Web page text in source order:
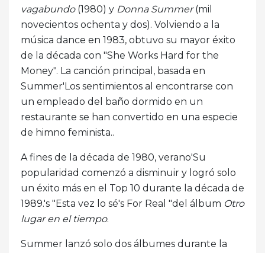
vagabundo(1980) y Donna Summer(mil
novecientos ochenta y dos). Volviendo a la
música dance en 1983, obtuvo su mayor éxito
de la década con "She Works Hard for the
Money". La canción principal, basada en
Summer'Los sentimientos al encontrarse con
un empleado del baño dormido en un
restaurante se han convertido en una especie
de himno feminista..
A fines de la década de 1980, verano'Su
popularidad comenzó a disminuir y logró solo
un éxito más en el Top 10 durante la década de
1989.'s "Esta vez lo sé's For Real "del álbum Otro
lugar en el tiempo.
Summer lanzó solo dos álbumes durante la